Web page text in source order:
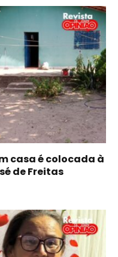
casa é colocada à
de Freitas